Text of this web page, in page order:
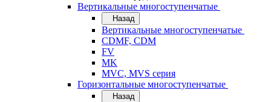
Вертикальные многоступенчатые
Назад
Вертикальные многоступенчатые
CDMF, CDM
FV
MK
MVC, MVS серия
Горизонтальные многоступенчатые
Назад